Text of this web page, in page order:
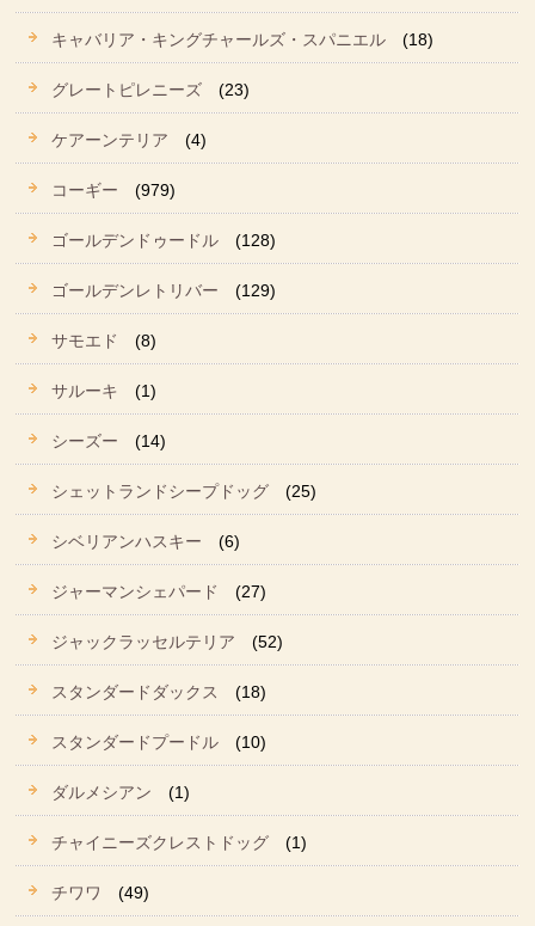
キャバリア・キングチャールズ・スパニエル (18)
グレートピレニーズ (23)
ケアーンテリア (4)
コーギー (979)
ゴールデンドゥードル (128)
ゴールデンレトリバー (129)
サモエド (8)
サルーキ (1)
シーズー (14)
シェットランドシープドッグ (25)
シベリアンハスキー (6)
ジャーマンシェパード (27)
ジャックラッセルテリア (52)
スタンダードダックス (18)
スタンダードプードル (10)
ダルメシアン (1)
チャイニーズクレストドッグ (1)
チワワ (49)